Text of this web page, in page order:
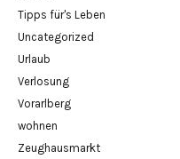
Tipps für's Leben
Uncategorized
Urlaub
Verlosung
Vorarlberg
wohnen
Zeughausmarkt